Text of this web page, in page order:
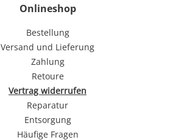
Onlineshop
Bestellung
Versand und Lieferung
Zahlung
Retoure
Vertrag widerrufen
Reparatur
Entsorgung
Häufige Fragen